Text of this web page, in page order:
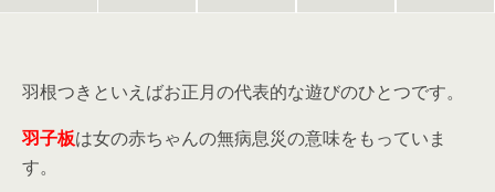
羽根つきといえばお正月の代表的な遊びのひとつです。
羽子板は女の赤ちゃんの無病息災の意味をもっていま
す。